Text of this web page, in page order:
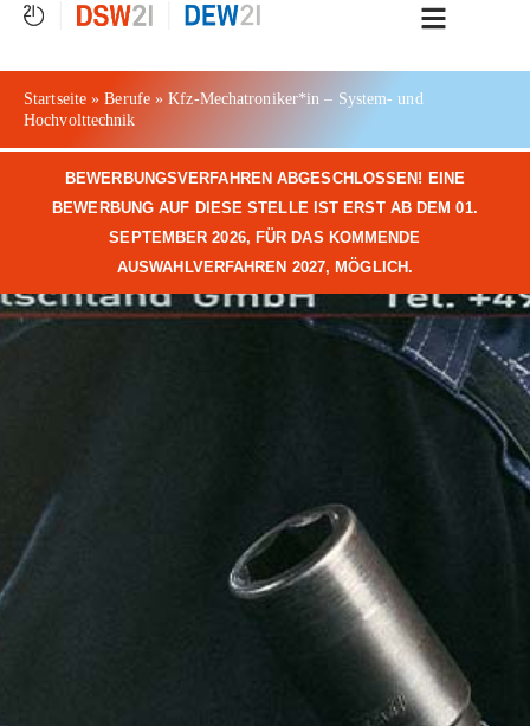
springen
Startseite »Berufe»Kfz-Mechatroniker*in – System- und
Hochvolttechnik
BEWERBUNGSVERFAHREN ABGESCHLOSSEN! EINE
BEWERBUNG AUF DIESE STELLE IST ERST AB DEM 01.
SEPTEMBER 2026, FÜR DAS KOMMENDE
AUSWAHLVERFAHREN 2027, MÖGLICH.